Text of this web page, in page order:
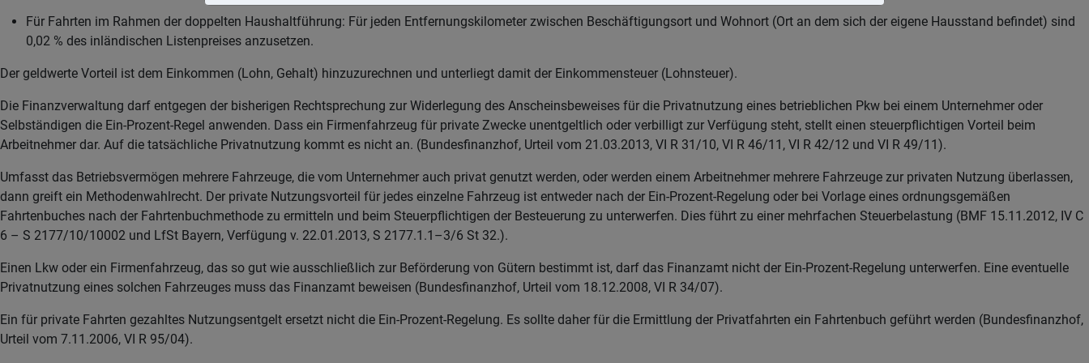
Für Fahrten im Rahmen der doppelten Haushaltführung: Für jeden Entfernungskilometer zwischen Beschäftigungsort und Wohnort (Ort an dem sich der eigene Hausstand befindet) sind
0,02 % des inländischen Listenpreises anzusetzen.
Der geldwerte Vorteil ist dem Einkommen (Lohn, Gehalt) hinzuzurechnen und unterliegt damit der Einkommensteuer (Lohnsteuer).
Die Finanzverwaltung darf entgegen der bisherigen Rechtsprechung zur Widerlegung des Anscheinsbeweises für die Privatnutzung eines betrieblichen Pkw bei einem Unternehmer oder
Selbständigen die Ein-Prozent-Regel anwenden. Dass ein Firmenfahrzeug für private Zwecke unentgeltlich oder verbilligt zur Verfügung steht, stellt einen steuerpflichtigen Vorteil beim
Arbeitnehmer dar. Auf die tatsächliche Privatnutzung kommt es nicht an. (Bundesfinanzhof, Urteil vom 21.03.2013, VI R 31/10, VI R 46/11, VI R 42/12 und VI R 49/11).
Umfasst das Betriebsvermögen mehrere Fahrzeuge, die vom Unternehmer auch privat genutzt werden, oder werden einem Arbeitnehmer mehrere Fahrzeuge zur privaten Nutzung überlassen,
dann greift ein Methodenwahlrecht. Der private Nutzungsvorteil für jedes einzelne Fahrzeug ist entweder nach der Ein-Prozent-Regelung oder bei Vorlage eines ordnungsgemäßen
Fahrtenbuches nach der Fahrtenbuchmethode zu ermitteln und beim Steuerpflichtigen der Besteuerung zu unterwerfen. Dies führt zu einer mehrfachen Steuerbelastung (BMF 15.11.2012, IV C
6 – S 2177/10/10002 und LfSt Bayern, Verfügung v. 22.01.2013, S 2177.1.1–3/6 St 32.).
Einen Lkw oder ein Firmenfahrzeug, das so gut wie ausschließlich zur Beförderung von Gütern bestimmt ist, darf das Finanzamt nicht der Ein-Prozent-Regelung unterwerfen. Eine eventuelle
Privatnutzung eines solchen Fahrzeuges muss das Finanzamt beweisen (Bundesfinanzhof, Urteil vom 18.12.2008, VI R 34/07).
Ein für private Fahrten gezahltes Nutzungsentgelt ersetzt nicht die Ein-Prozent-Regelung. Es sollte daher für die Ermittlung der Privatfahrten ein Fahrtenbuch geführt werden (Bundesfinanzhof,
Urteil vom 7.11.2006, VI R 95/04).